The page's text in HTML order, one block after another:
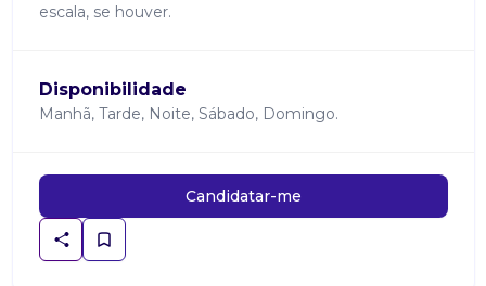
escala, se houver.
Disponibilidade
Manhã, Tarde, Noite, Sábado, Domingo.
Candidatar-me